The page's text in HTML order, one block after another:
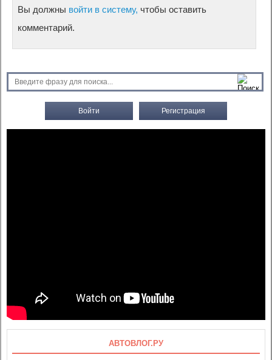
Вы должны войти в систему, чтобы оставить
комментарий.
Войти Регистрация
АВТОВЛОГ.РУ